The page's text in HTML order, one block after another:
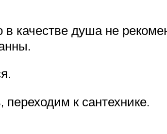
в качестве душа не
к сантехнике.